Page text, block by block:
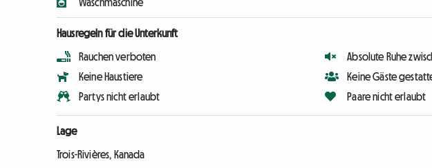
Waschmaschine
Hausregeln für die Unterkunft
Rauchen verboten
Keine Haustiere
Partys nicht erlaubt
Absolute Ruhe
Keine Gäste
Paare nicht erlaubt
Lage
Trois-Rivières, Kanada